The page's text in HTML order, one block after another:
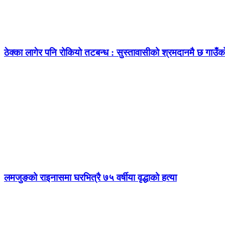
ठेक्का लागेर पनि रोकियो तटबन्ध : सुस्तावासीको श्रमदानमै छ
लमजुङको राइनासमा घरभित्रै ७५ वर्षीया वृद्धाको हत्या